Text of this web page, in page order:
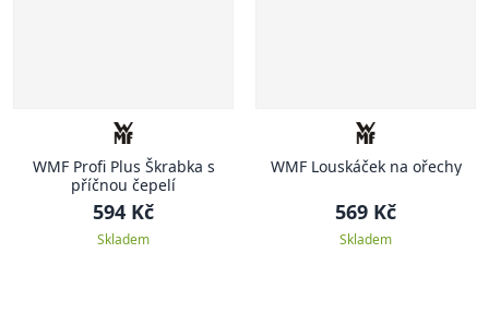
WMF Profi Plus Škrabka s
příčnou čepelí
594 Kč
Skladem
WMF Louskáček na ořechy
569 Kč
Skladem